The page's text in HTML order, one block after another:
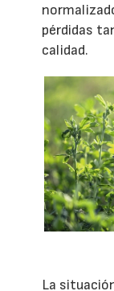
pérdidas
calidad.
La